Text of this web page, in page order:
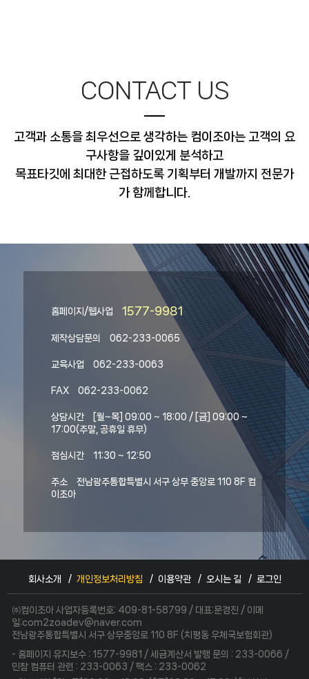
CONTACT US
고객과 소통을 최우선으로 생각하는 컴이조아는 고객의 요
구사항을 깊이있게 분석하고
목표타깃에 최대한 근접하도록 기획부터 개발까지 전문가
가 함께합니다.
홈페이지/웹사업 1577-9981
제작상담문의 062-233-0065
교육사업 062-233-0063
FAX 062-233-0062
상담시간
[월~목] 09:00 ~ 18:00 / [금] 09:00 ~
17:00(주말, 공휴일 휴무)
점심시간 11:30 ~ 12:50
주소
전남광주통합특별시 서구 상무 중앙로 110 8F 컴
이조아
회사소개 개인정보처리방침 이용약관 오시는 길 로그인
㈜컴이조아 사업자등록번호: 409-81-58799 / 대표:문경진 / 이메
일:com2zoadev@naver.com
전남광주통합특별시 서구 상무중앙로 110 8F (치평동 우체국보험회관)
- 홈페이지 유지보수 : 1577-9981 / 세금계산서 발행 문의 : 233-0066 /
민참 컴퓨터 관련 : 233-0063 / 팩스 : 233-0062